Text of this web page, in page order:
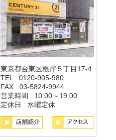
東京都台東区根岸５丁目17-4
TEL : 0120-905-980
FAX : 03-5824-9944
営業時間 : 10:00～19:00
定休日 : 水曜定休